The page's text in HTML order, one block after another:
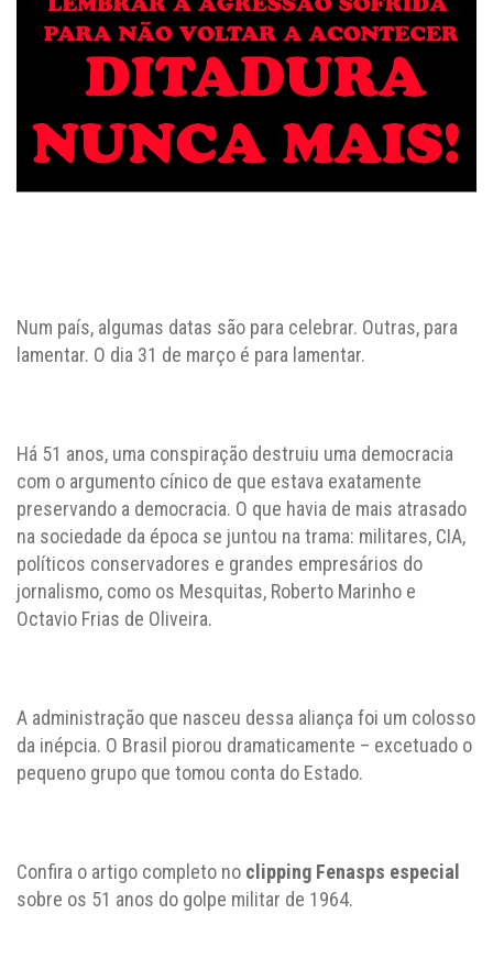
Num país, algumas datas são para celebrar. Outras, para
lamentar. O dia 31 de março é para lamentar.
Há 51 anos, uma conspiração destruiu uma democracia
com o argumento cínico de que estava exatamente
preservando a democracia. O que havia de mais atrasado
na sociedade da época se juntou na trama: militares, CIA,
políticos conservadores e grandes empresários do
jornalismo, como os Mesquitas, Roberto Marinho e
Octavio Frias de Oliveira.
A administração que nasceu dessa aliança foi um colosso
da inépcia. O Brasil piorou dramaticamente – excetuado o
pequeno grupo que tomou conta do Estado.
Confira o artigo completo no clipping Fenasps especial
sobre os 51 anos do golpe militar de 1964.